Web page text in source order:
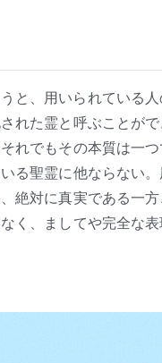
と、用いられている
れた霊と呼ぶことが
れでもその本質は一
る聖霊に他ならない
絶対に真実である一
く、ましてや完全な
た方法で多くの原則
対象とする働きと同